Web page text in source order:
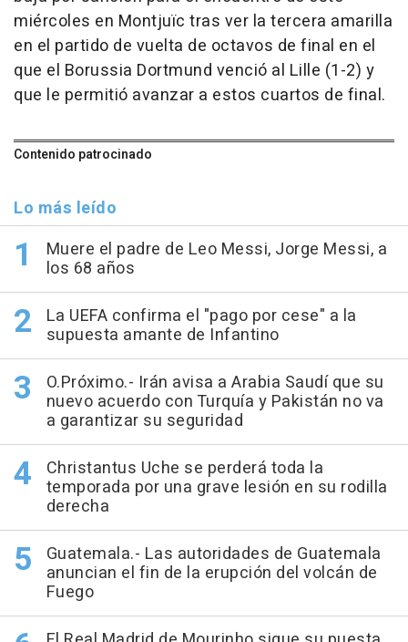
miércoles en Montjuïc tras ver la tercera amarilla
en el partido de vuelta de octavos de final en el
que el Borussia Dortmund venció al Lille (1-2) y
que le permitió avanzar a estos cuartos de final.
Contenido patrocinado
Lo más leído
Muere el padre de Leo Messi, Jorge Messi, a
los 68 años
La UEFA confirma el "pago por cese" a la
supuesta amante de Infantino
O.Próximo.- Irán avisa a Arabia Saudí que su
nuevo acuerdo con Turquía y Pakistán no va
a garantizar su seguridad
Christantus Uche se perderá toda la
temporada por una grave lesión en su rodilla
derecha
Guatemala.- Las autoridades de Guatemala
anuncian el fin de la erupción del volcán de
Fuego